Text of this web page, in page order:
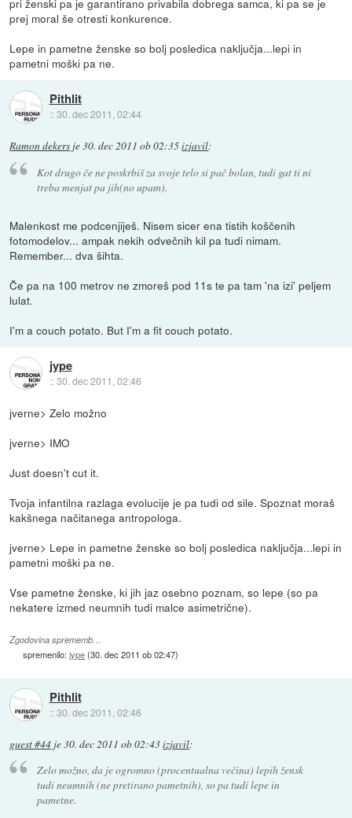
pri ženski pa je garantirano privabila dobrega samca, ki pa se je
prej moral še otresti konkurence.
Lepe in pametne ženske so bolj posledica naključja...lepi in
pametni moški pa ne.
Pithlit
::30. dec 2011, 02:44
Ramon dekers je30. dec 2011 ob 02:35izjavil:
Kot drugo če ne poskrbiš za svoje telo si pač bolan, tudi gat ti ni
treba menjat pa jih(no upam).
Malenkost me podcenjiješ. Nisem sicer ena tistih koščenih
fotomodelov... ampak nekih odvečnih kil pa tudi nimam.
Remember... dva šihta.
Če pa na 100 metrov ne zmoreš pod 11s te pa tam 'na izi' peljem
lulat.
I'm a couch potato. But I'm a fit couch potato.
jype
::30. dec 2011, 02:46
jverne> Zelo možno
jverne> IMO
Just doesn't cut it.
Tvoja infantilna razlaga evolucije je pa tudi od sile. Spoznat moraš
kakšnega načitanega antropologa.
jverne> Lepe in pametne ženske so bolj posledica naključja...lepi in
pametni moški pa ne.
Vse pametne ženske, ki jih jaz osebno poznam, so lepe (so pa
nekatere izmed neumnih tudi malce asimetrične).
Zgodovina sprememb…
spremenilo:jype(30. dec 2011 ob 02:47)
Pithlit
::30. dec 2011, 02:46
guest #44 je30. dec 2011 ob 02:43izjavil:
Zelo možno, da je ogromno (procentualna večina) lepih žensk
tudi neumnih (ne pretirano pametnih), so pa tudi lepe in
pametne.